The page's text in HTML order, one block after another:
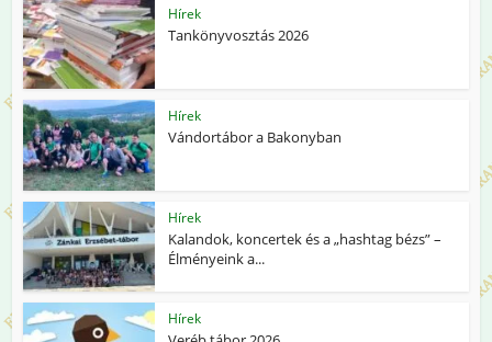
Hírek
Tankönyvosztás 2026
Hírek
Vándortábor a Bakonyban
Hírek
Kalandok, koncertek és a „hashtag bézs” –
Élményeink a...
Hírek